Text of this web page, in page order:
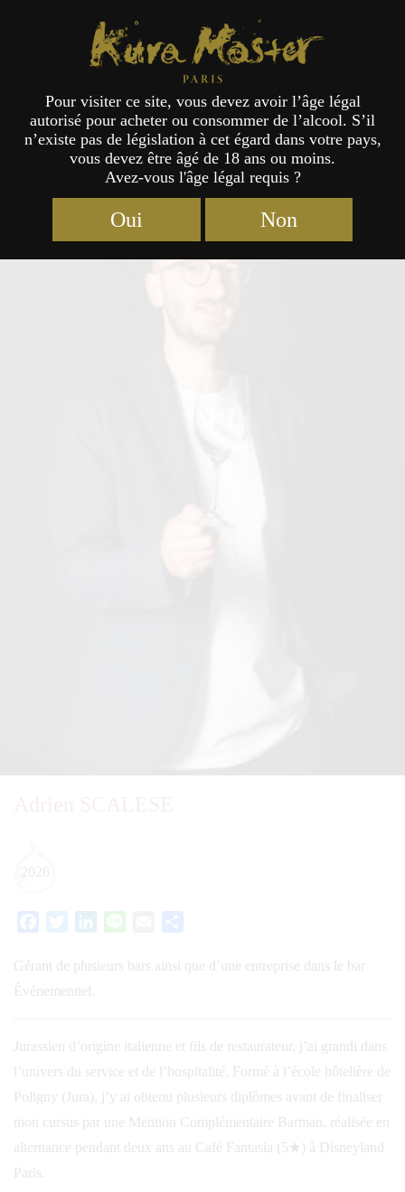
Jury
2026
FacebookTwitterLinkedIn Email
Gérant de plusieurs bars ainsi que d’une entreprise dans le bar
Événementiel.
Jurassien d’origine italienne et fils de restaurateur, j’ai grandi dans
l’univers du service et de l’hospitalité. Formé à l’école hôtelière de
Poligny (Jura), j’y ai obtenu plusieurs diplômes avant de finaliser
mon cursus par une Mention Complémentaire Barman, réalisée en
alternance pendant deux ans au Café Fantasia (5★) à Disneyland
Paris.
Kura Master Paris
Pour visiter ce site, vous devez avoir l’âge légal
autorisé pour acheter ou consommer de l’alcool. S’il
n’existe pas de législation à cet égard dans votre pays,
vous devez être âgé de 18 ans ou moins.
Avez-vous l'âge légal requis ?
Oui Non